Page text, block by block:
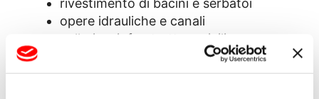
rivestimento di bacini e serbatoi
opere idrauliche e canali
gallerie e infrastrutture civili
settore agricolo e accumulo idrico
industria mineraria e contenimento